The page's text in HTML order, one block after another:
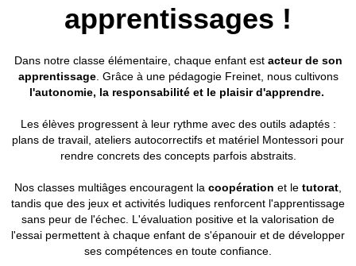
apprentissages !
Dans notre classe élémentaire, chaque enfant est acteur de son
apprentissage. Grâce à une pédagogie Freinet, nous cultivons
l'autonomie, la responsabilité et le plaisir d'apprendre.
Les élèves progressent à leur rythme avec des outils adaptés :
plans de travail, ateliers autocorrectifs et matériel Montessori pour
rendre concrets des concepts parfois abstraits.
Nos classes multiâges encouragent la coopération et le tutorat
tandis que des jeux et activités ludiques renforcent l'apprentissage
sans peur de l'échec. L'évaluation positive et la valorisation de
l'essai permettent à chaque enfant de s'épanouir et de développer
ses compétences en toute confiance.